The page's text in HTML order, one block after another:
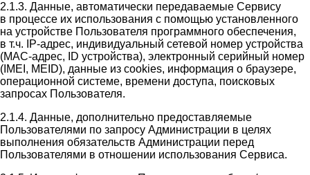
2.1.3. Данные, автоматически передаваемые Сервису
в процессе их использования с помощью установленного
на устройстве Пользователя программного обеспечения,
в т.ч. IP-адрес, индивидуальный сетевой номер устройства
(MAC-адрес, ID устройства), электронный серийный номер
(IMEI, MEID), данные из cookies, информация о браузере,
операционной системе, времени доступа, поисковых
запросах Пользователя.
2.1.4. Данные, дополнительно предоставляемые
Пользователями по запросу Администрации в целях
выполнения обязательств Администрации перед
Пользователями в отношении использования Сервиса.